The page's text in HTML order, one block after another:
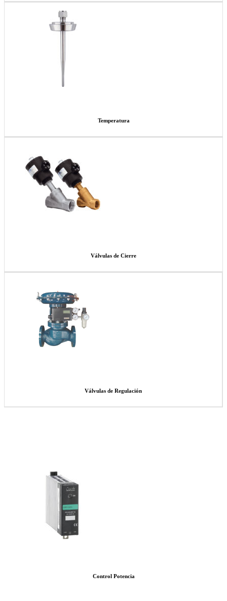
Temperatura
Válvulas de Cierre
Válvulas de Regulación
Control Potencia